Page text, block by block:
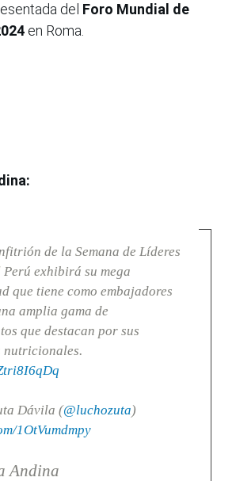
del Foro Mundial de
en Roma.
de la Semana de Líderes
Perú exhibirá su mega
que tiene como embajadores
amplia gama de
que destacan por sus
nutricionales.
Dávila (@luchozuta)
1OtVumdmpy
Andina